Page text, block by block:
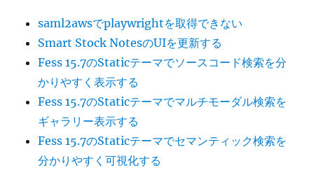
saml2awsでplaywrightを取得できない
Smart Stock NotesのUIを更新する
Fess 15.7のStaticテーマでソースコード検索を分
かりやすく表示する
Fess 15.7のStaticテーマでマルチモーダル検索を
ギャラリー表示する
Fess 15.7のStaticテーマでセマンティック検索を
分かりやすく可視化する